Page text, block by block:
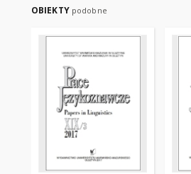
OBIEKTY podobne